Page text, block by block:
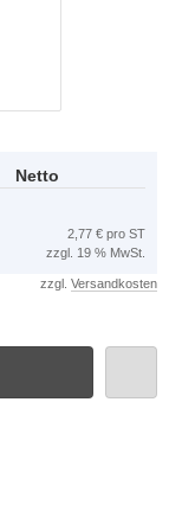
Netto
2,77 € pro ST
zzgl. 19 % MwSt.
zzgl. Versandkosten